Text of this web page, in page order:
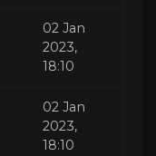
02 Jan
2023,
18:10
02 Jan
2023,
18:10